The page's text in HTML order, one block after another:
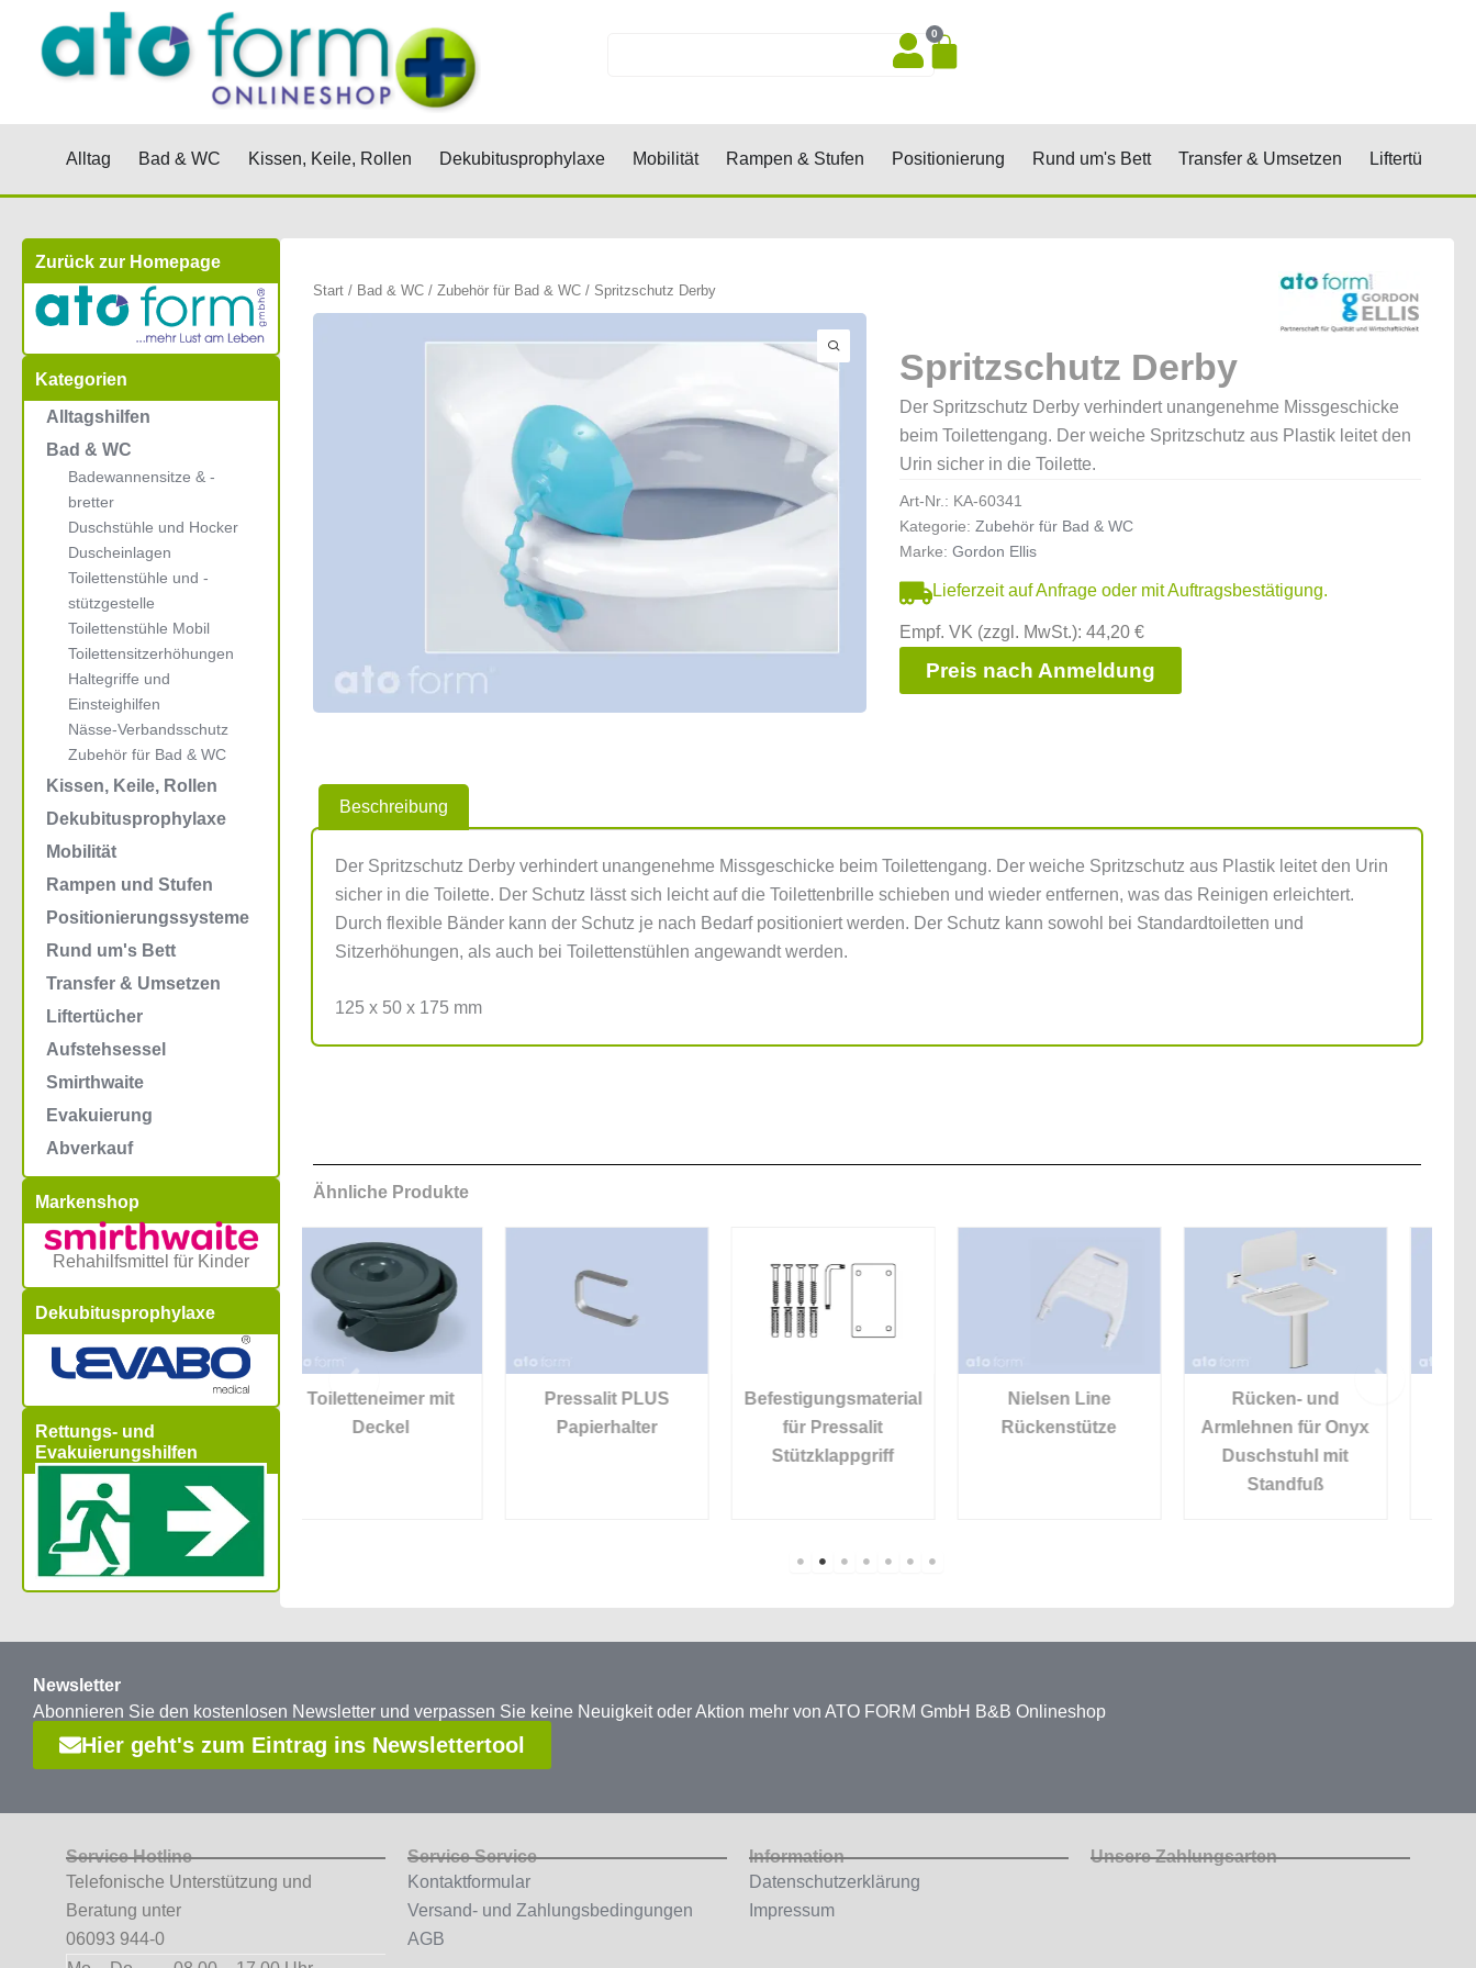
springen
0
Warenkorb
Alltag Öffne Alltag
Bad & WC Öffne Bad & WC
Kissen, Keile, Rollen Öffne Kissen, Keile, Rollen
Dekubitusprophylaxe Öffne Dekubitusprophylaxe
Mobilität Öffne Mobilität
Rampen & Stufen Öffne Rampen & Stufen
Positionierung Öffne Positionierung
Rund um's Bett Öffne Rund um's Bett
Transfer & Umsetzen Öffne Transfer
Liftertücher
Zurück zur Homepage
Kategorien
Alltagshilfen
Bad & WC
Badewannensitze & -
bretter
Duschstühle und Hocker
Duscheinlagen
Toilettenstühle und -
stützgestelle
Toilettenstühle Mobil
Toilettensitzerhöhungen
Haltegriffe und
Einsteighilfen
Nässe-Verbandsschutz
Zubehör für Bad & WC
Kissen, Keile, Rollen
Dekubitusprophylaxe
Mobilität
Rampen und Stufen
Positionierungssysteme
Rund um's Bett
Transfer & Umsetzen
Liftertücher
Aufstehsessel
Smirthwaite
Evakuierung
Abverkauf
Markenshop
Rehahilfsmittel für Kinder
Dekubitusprophylaxe
Rettungs- und
Evakuierungshilfen
Start/ Bad & WC/ Zubehör für Bad & WC/ Spritzschutz Derby
Spritzschutz Derby
Der Spritzschutz Derby verhindert unangenehme Missgeschicke
beim Toilettengang. Der weiche Spritzschutz aus Plastik leitet den
Urin sicher in die Toilette.
Art-Nr.: KA-60341
Kategorie: Zubehör für Bad & WC
Marke:Gordon Ellis
Lieferzeit auf Anfrage oder mit Auftragsbestätigung.
Empf. VK (zzgl. MwSt.): 44,20 €
Preis nach Anmeldung
Beschreibung
Der Spritzschutz Derby verhindert unangenehme Missgeschicke beim Toilettengang. Der weiche Spritzschutz aus Plastik leitet den Urin
sicher in die Toilette. Der Schutz lässt sich leicht auf die Toilettenbrille schieben und wieder entfernen, was das Reinigen erleichtert.
Durch flexible Bänder kann der Schutz je nach Bedarf positioniert werden. Der Schutz kann sowohl bei Standardtoiletten und
Sitzerhöhungen, als auch bei Toilettenstühlen angewandt werden.
125 x 50 x 175 mm
Ähnliche Produkte
Toiletteneimer mit
Pressalit PLUS
Papierhalter
Befestigungsmaterial
für Pressalit
Nielsen Line
Rückenstütze
Rücken- und
Armlehnen für Onyx
Haltegriff für Prima
Einsteighilfe
Newsletter
Abonnieren Sie den kostenlosen Newsletter und verpassen Sie keine Neuigkeit oder Aktion mehr von ATO FORM GmbH B&B Onlineshop
Hier geht's zum Eintrag ins Newslettertool
Service Hotline
Telefonische Unterstützung und
Beratung unter
06093 944-0
Service Service
Kontaktformular
Versand- und Zahlungsbedingungen
AGB
Information
Datenschutzerklärung
Impressum
Unsere Zahlungsarten